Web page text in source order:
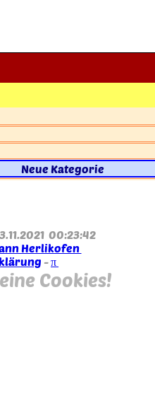
Neue Kategorie
00:23:42
Herlikofen
-π
Cookies!